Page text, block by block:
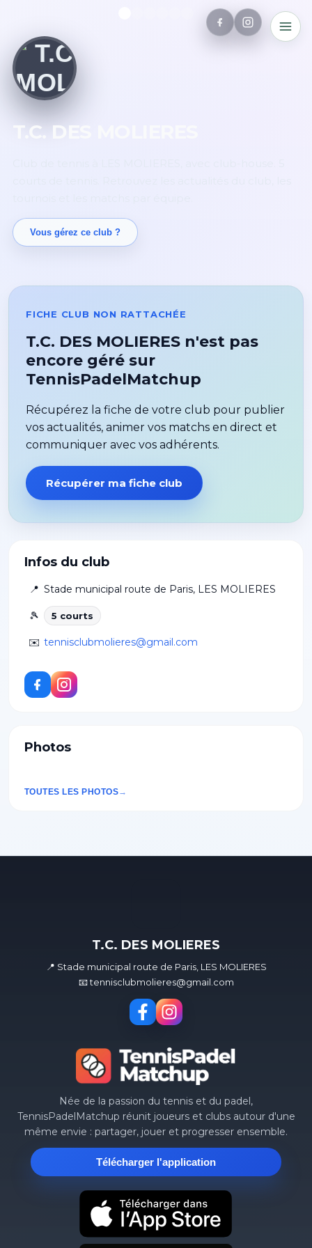
T.C. DES MOLIERES
Vous gérez ce club ?
Infos du club
📍 Stade municipal route de Paris, LES MOLIERES
🎾 5 courts
✉️ tennisclubmolieres@gmail.com
Photos
TOUTES LES PHOTOS
FICHE CLUB NON RATTACHÉE
T.C. DES MOLIERES n'est pas
encore géré sur
TennisPadelMatchup
Récupérez la fiche de votre club pour publier
vos actualités, animer vos matchs en direct et
communiquer avec vos adhérents.
Récupérer ma fiche club
T.C. DES MOLIERES
📍 Stade municipal route de Paris, LES MOLIERES
📧 tennisclubmolieres@gmail.com
Née de la passion du tennis et du padel,
TennisPadelMatchup réunit joueurs et clubs autour d'une
même envie : partager, jouer et progresser ensemble.
Télécharger l'application